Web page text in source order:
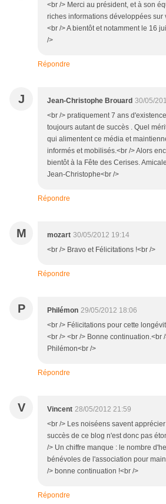
<br /> Merci au président, et à son
riches informations développées sur
<br /> A bientôt et notamment le 16
/>
Répondre
J Jean-Christophe Brouard 30/05/
<br /> pratiquement 7 ans
toujours autant de succès . Quel
qui alimentent ce média et
informés et mobilisés.<br /> Alors
bientôt à la Fête des Cerises.
Jean-Christophe<br />
Répondre
M mozart 30/05/2012 19:14
<br /> Bravo et Félicitations !<br />
Répondre
P Philémon 29/05/2012 18:06
<br /> Félicitations pour cette
<br /> <br /> Bonne continuation.<br
Philémon<br />
Répondre
V Vincent 28/05/2012 21:59
<br /> Les noiséens savent
succès de ce blog n'est donc pas
/> Un chiffre manque : le nombre
bénévoles de l'association pour
/> bonne continuation !<br />
Répondre